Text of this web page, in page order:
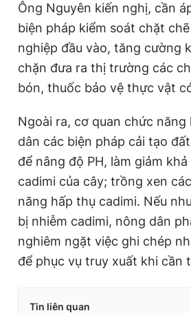
Ông Nguyên kiến nghị, cần
biện pháp kiểm soát chặt
nghiệp đầu vào, tăng cường
chặn đưa ra thị trường các
bón, thuốc bảo vệ thực vật
Ngoài ra, cơ quan chức
dân các biện pháp cải tạo
để nâng độ PH, làm giảm
cadimi của cây; trồng xen
năng hấp thụ cadimi. Nếu
bị nhiễm cadimi, nông dân
nghiêm ngặt việc ghi chép
để phục vụ truy xuất khi cần
Tin liên quan